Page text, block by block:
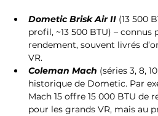
Dometic Brisk Air II (13 500
profil, ~13 500 BTU) –
rendement, souvent livrés
VR.
Coleman Mach (séries 3, 8,
historique de Dometic. Par
Mach 15 offre 15 000 BTU de
pour les grands VR, mais au